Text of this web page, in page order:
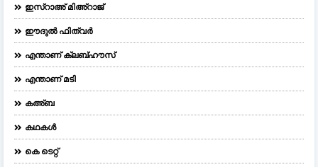
ഇസ്റാഅ് മിഅ്റാജ്
ഈദുല്‍ ഫിത്വര്‍
എന്താണ് ക്ലബ്ഹൗസ്
എന്താണ് മടി
കഅ്ബ
കഥകൾ
കെ ടെറ്റ്